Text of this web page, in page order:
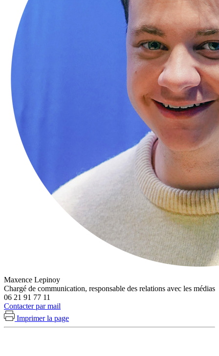
Maxence Lepinoy
Chargé de communication, responsable des relations avec les médias
06 21 91 77 11
Contacter par mail
Imprimer la page